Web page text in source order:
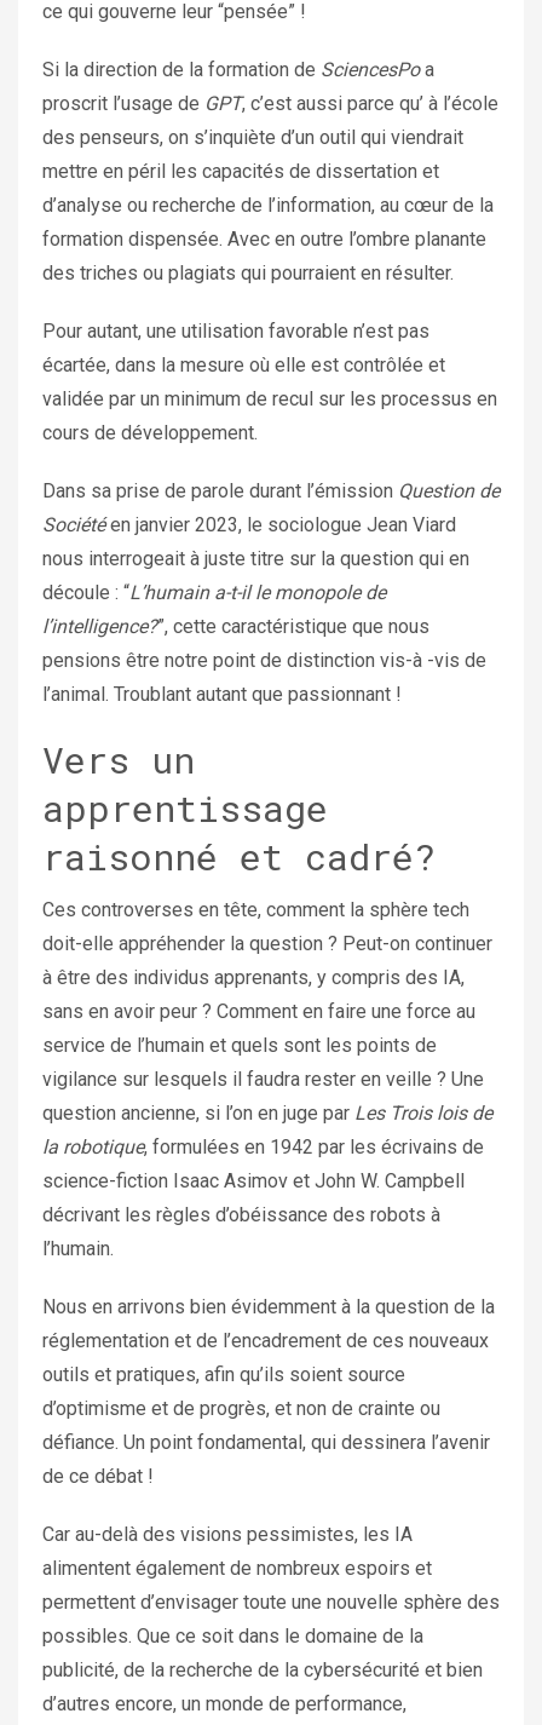
ce qui gouverne leur “pensée” !
Si la direction de la formation de SciencesPoa
proscrit l’usage de GPT, c’est aussi parce qu’ à l’école
des penseurs, on s’inquiète d’un outil qui viendrait
mettre en péril les capacités de dissertation et
d’analyse ou recherche de l’information, au cœur de la
formation dispensée. Avec en outre l’ombre planante
des triches ou plagiats qui pourraient en résulter.
Pour autant, une utilisation favorable n’est pas
écartée, dans la mesure où elle est contrôlée et
validée par un minimum de recul sur les processus en
cours de développement.
Dans sa prise de parole durant l’émission Question de
Sociétéen janvier 2023, le sociologue Jean Viard
nous interrogeait à juste titre sur la question qui en
découle : “L’humain a-t-il le monopole de
l’intelligence?”, cette caractéristique que nous
pensions être notre point de distinction vis-à -vis de
l’animal. Troublant autant que passionnant !
Vers un
apprentissage
raisonné et cadré?
Ces controverses en tête, comment la sphère tech
doit-elle appréhender la question ? Peut-on continuer
à être des individus apprenants, y compris des IA,
sans en avoir peur ? Comment en faire une force au
service de l’humain et quels sont les points de
vigilance sur lesquels il faudra rester en veille ? Une
question ancienne, si l’on en juge par Les Trois lois de
la robotique, formulées en 1942 par les écrivains de
science-fiction Isaac Asimov et John W. Campbell
décrivant les règles d’obéissance des robots à
l’humain.
Nous en arrivons bien évidemment à la question de la
réglementation et de l’encadrement de ces nouveaux
outils et pratiques, afin qu’ils soient source
d’optimisme et de progrès, et non de crainte ou
défiance. Un point fondamental, qui dessinera l’avenir
de ce débat !
Car au-delà des visions pessimistes, les IA
alimentent également de nombreux espoirs et
permettent d’envisager toute une nouvelle sphère des
possibles. Que ce soit dans le domaine de la
publicité, de la recherche de la cybersécurité et bien
d’autres encore, un monde de performance,